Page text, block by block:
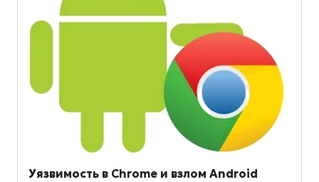
Уязвимость в Chrome и взлом Android